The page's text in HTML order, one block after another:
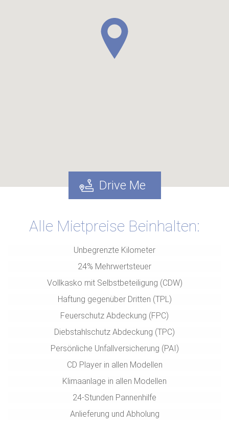
Drive Me
Alle Mietpreise Beinhalten:
Unbegrenzte Kilometer
24% Mehrwertsteuer
Vollkasko mit Selbstbeteiligung (CDW)
Haftung gegenüber Dritten (TPL)
Feuerschutz Abdeckung (FPC)
Diebstahlschutz Abdeckung (TPC)
Persönliche Unfallversicherung (PAI)
CD Player in allen Modellen
Klimaanlage in allen Modellen
24-Stunden Pannenhilfe
Anlieferung und Abholung